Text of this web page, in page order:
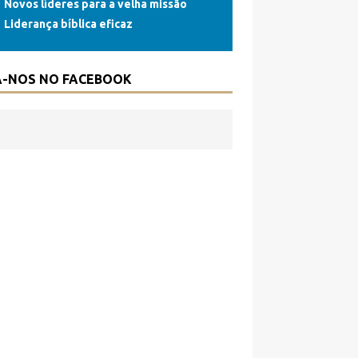
o
k
p
p
Novos líderes para a velha missão
Liderança bíblica eficaz
NOS NO FACEBOOK